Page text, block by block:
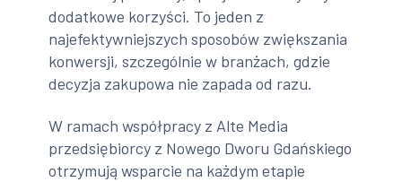
dodatkowe korzyści. To jeden z
najefektywniejszych sposobów zwiększania
konwersji, szczególnie w branżach, gdzie
decyzja zakupowa nie zapada od razu.
W ramach współpracy z Alte Media
przedsiębiorcy z Nowego Dworu Gdańskiego
otrzymują wsparcie na każdym etapie